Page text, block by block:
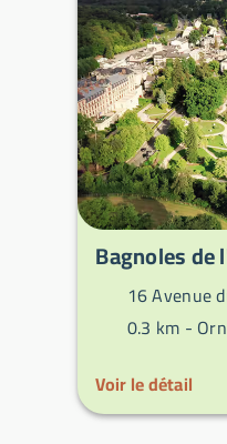
Bagnoles de
16 Avenue
0.3 km -
Voir le détail